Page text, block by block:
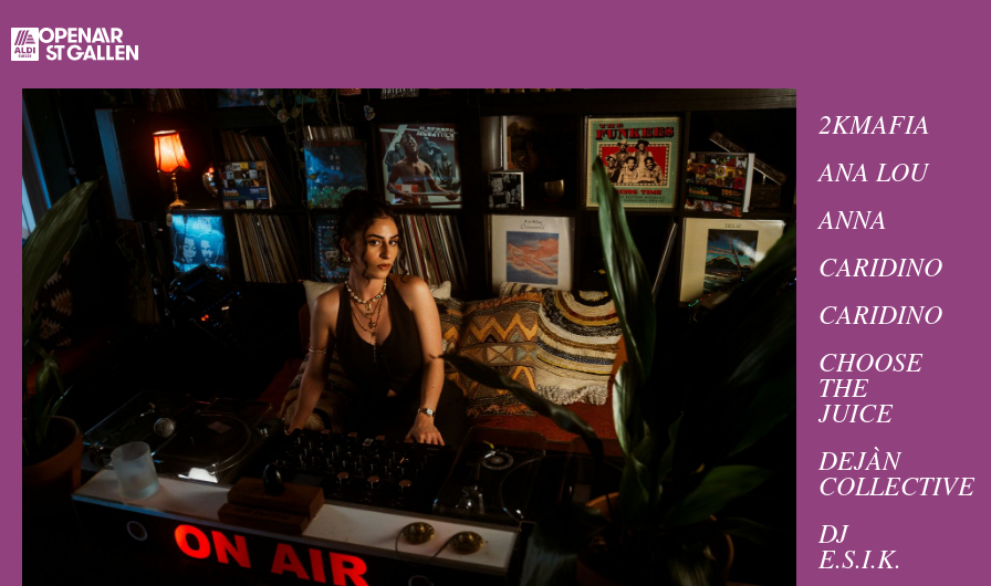
2KMAFIA
ANA LOU
ANNA
CARIDINO
CARIDINO
CHOOSE
THE
JUICE
DEJÀN
COLLECTIVE
DJ
E.S.I.K.